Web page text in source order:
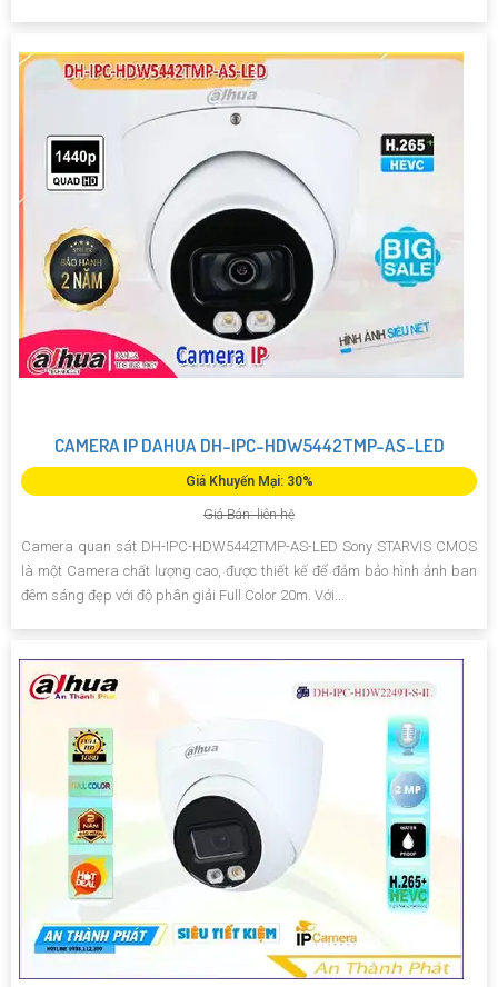
CAMERA IP DAHUA DH-IPC-HDW5442TMP-AS-LED
Giá Khuyến Mại: 30%
Giá Bán: liên hệ
Camera quan sát DH-IPC-HDW5442TMP-AS-LED Sony STARVIS CMOS
là một Camera chất lượng cao, được thiết kế để đảm bảo hình ảnh ban
đêm sáng đẹp với độ phân giải Full Color 20m. Với...